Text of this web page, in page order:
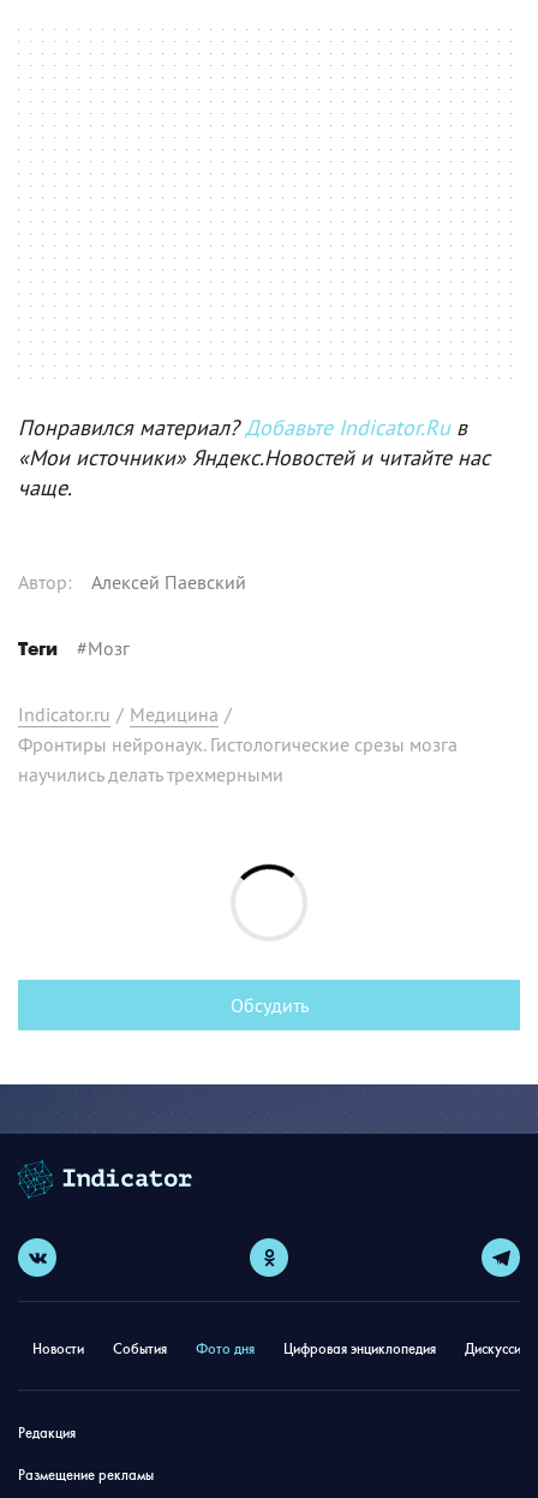
Понравился материал?Добавьте Indicator.Ruв
«Мои источники» Яндекс.Новостей и читайте нас
чаще.
Автор: Алексей Паевский
Теги #Мозг
Indicator.ru / Медицина /
Фронтиры нейронаук. Гистологические срезы мозга
научились делать трехмерными
Обсудить
Новости События Фото дня Цифровая энциклопедия
Редакция
Размещение рекламы